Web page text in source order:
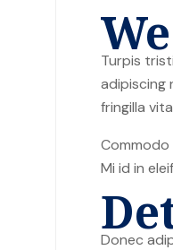
Turpis
adipiscing
fringilla
Commodo
Mi id in
Donec